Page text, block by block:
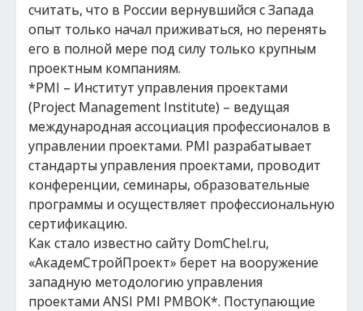
считать, что в России вернувшийся с Запада
опыт только начал приживаться, но перенять
его в полной мере под силу только крупным
проектным компаниям.
*PMI – Институт управления проектами
(Projeсt Management Institute) – ведущая
международная ассоциация профессионалов в
управлении проектами. PMI разрабатывает
стандарты управления проектами, проводит
конференции, семинары, образовательные
программы и осуществляет профессиональную
сертификацию.
Как стало известно сайту DomChel.ru,
«АкадемСтройПроект» берет на вооружение
западную методологию управления
проектами ANSI PMI PMBOK*. Поступающие